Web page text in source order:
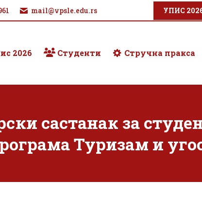
mail@vpsle.edu.rs УПИС
2026 Студенти Стручна пракса
састанак за
Туризам и